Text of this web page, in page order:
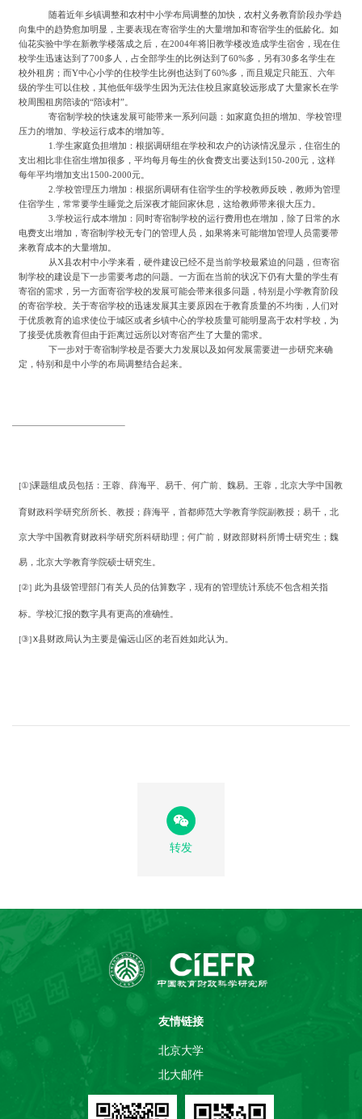
随着近年乡镇调整和农村中小学布局调整的加快，农村义务教育阶段办学趋
向集中的趋势愈加明显，主要表现在寄宿学生的大量增加和寄宿学生的低龄化。如
仙花实验中学在新教学楼落成之后，在2004年将旧教学楼改造成学生宿舍，现在住
校学生迅速达到了700多人，占全部学生的比例达到了60%多，另有30多名学生在
校外租房；而Y中心小学的住校学生比例也达到了60%多，而且规定只能五、六年
级的学生可以住校，其他低年级学生因为无法住校且家庭较远形成了大量家长在学
校周围租房陪读的“陪读村”。
寄宿制学校的快速发展可能带来一系列问题：如家庭负担的增加、学校管理
压力的增加、学校运行成本的增加等。
1.学生家庭负担增加：根据调研组在学校和农户的访谈情况显示，住宿生的
支出相比非住宿生增加很多，平均每月每生的伙食费支出要达到150-200元，这样
每年平均增加支出1500-2000元。
2.学校管理压力增加：根据所调研有住宿学生的学校教师反映，教师为管理
住宿学生，常常要学生睡觉之后深夜才能回家休息，这给教师带来很大压力。
3.学校运行成本增加：同时寄宿制学校的运行费用也在增加，除了日常的水
电费支出增加，寄宿制学校无专门的管理人员，如果将来可能增加管理人员需要带
来教育成本的大量增加。
从X县农村中小学来看，硬件建设已经不是当前学校最紧迫的问题，但寄宿
制学校的建设是下一步需要考虑的问题。一方面在当前的状况下仍有大量的学生有
寄宿的需求，另一方面寄宿学校的发展可能会带来很多问题，特别是小学教育阶段
的寄宿学校。关于寄宿学校的迅速发展其主要原因在于教育质量的不均衡，人们对
于优质教育的追求使位于城区或者乡镇中心的学校质量可能明显高于农村学校，为
了接受优质教育但由于距离过远所以对寄宿产生了大量的需求。
下一步对于寄宿制学校是否要大力发展以及如何发展需要进一步研究来确
定，特别和是中小学的布局调整结合起来。
[①]课题组成员包括：王蓉、薛海平、易千、何广前、魏易。王蓉，北京大学中国教
育财政科学研究所所长、教授；薛海平，首都师范大学教育学院副教授；易千，北
京大学中国教育财政科学研究所科研助理；何广前，财政部财科所博士研究生；魏
易，北京大学教育学院硕士研究生。
[②] 此为县级管理部门有关人员的估算数字，现有的管理统计系统不包含相关指
标。学校汇报的数字具有更高的准确性。
[③] X县财政局认为主要是偏远山区的老百姓如此认为。
转发
友情链接
北京大学
北大邮件